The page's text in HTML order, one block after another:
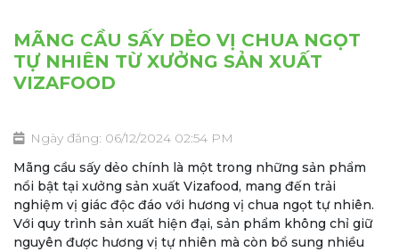
MÃNG CẦU SẤY DẺO VỊ CHUA NGỌT
TỰ NHIÊN TỪ XƯỞNG SẢN XUẤT
VIZAFOOD
Ngày đăng: 06/12/2024 02:54 PM
Mãng cầu sấy dẻo chính là một trong những sản phẩm
nổi bật tại xưởng sản xuất Vizafood, mang đến trải
nghiệm vị giác độc đáo với hương vị chua ngọt tự nhiên.
Với quy trình sản xuất hiện đại, sản phẩm không chỉ giữ
nguyên được hương vị tự nhiên mà còn bổ sung nhiều